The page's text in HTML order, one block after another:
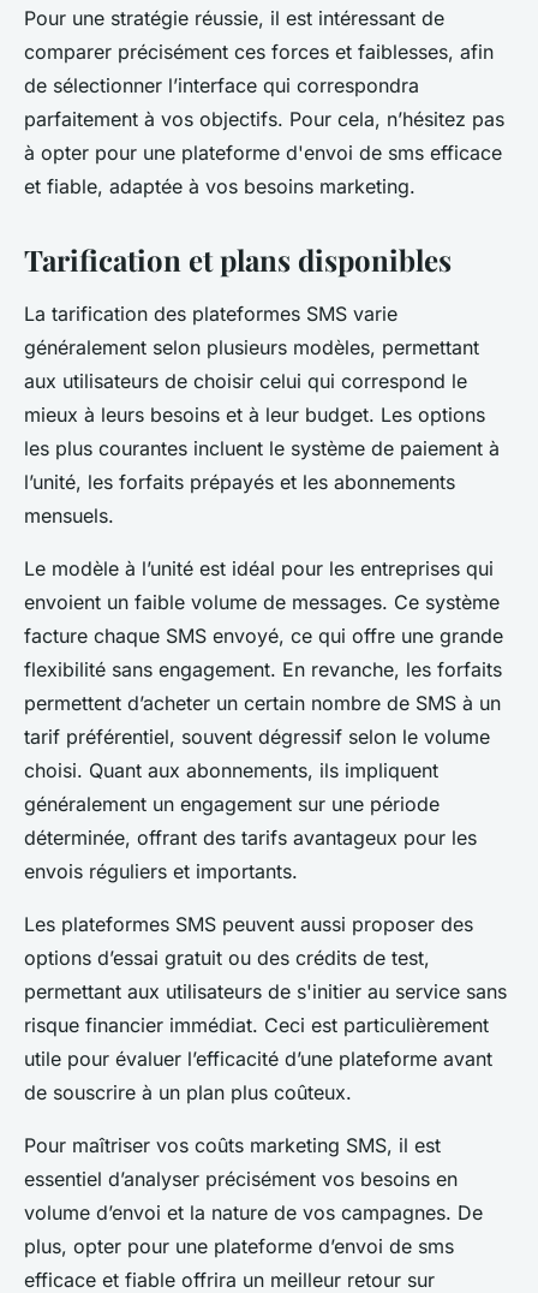
Pour une stratégie réussie, il est intéressant de
comparer précisément ces forces et faiblesses, afin
de sélectionner l’interface qui correspondra
parfaitement à vos objectifs. Pour cela, n’hésitez pas
à opter pour une plateforme d'envoi de sms efficace
et fiable, adaptée à vos besoins marketing.
Tarification et plans disponibles
La tarification des plateformes SMS varie
généralement selon plusieurs modèles, permettant
aux utilisateurs de choisir celui qui correspond le
mieux à leurs besoins et à leur budget. Les options
les plus courantes incluent le système de paiement à
l’unité, les forfaits prépayés et les abonnements
mensuels.
Le modèle à l’unité est idéal pour les entreprises qui
envoient un faible volume de messages. Ce système
facture chaque SMS envoyé, ce qui offre une grande
flexibilité sans engagement. En revanche, les forfaits
permettent d’acheter un certain nombre de SMS à un
tarif préférentiel, souvent dégressif selon le volume
choisi. Quant aux abonnements, ils impliquent
généralement un engagement sur une période
déterminée, offrant des tarifs avantageux pour les
envois réguliers et importants.
Les plateformes SMS peuvent aussi proposer des
options d’essai gratuit ou des crédits de test,
permettant aux utilisateurs de s'initier au service sans
risque financier immédiat. Ceci est particulièrement
utile pour évaluer l’efficacité d’une plateforme avant
de souscrire à un plan plus coûteux.
Pour maîtriser vos coûts marketing SMS, il est
essentiel d’analyser précisément vos besoins en
volume d’envoi et la nature de vos campagnes. De
plus, opter pour une plateforme d’envoi de sms
efficace et fiable offrira un meilleur retour sur